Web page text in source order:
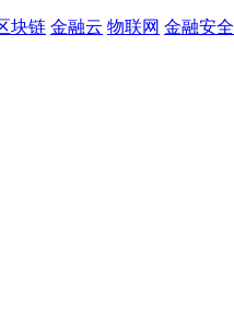
块链 金融云 物联网 金融安全